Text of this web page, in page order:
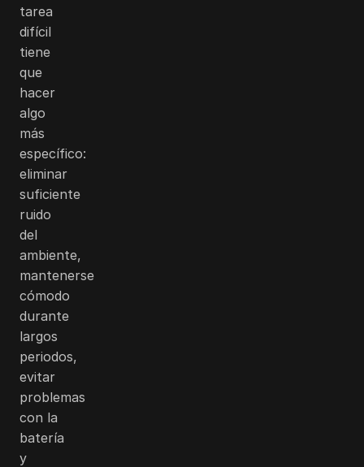
tarea
difícil
tiene
que
hacer
algo
más
específico:
eliminar
suficiente
ruido
del
ambiente,
mantenerse
cómodo
durante
largos
periodos,
evitar
problemas
con la
batería
y